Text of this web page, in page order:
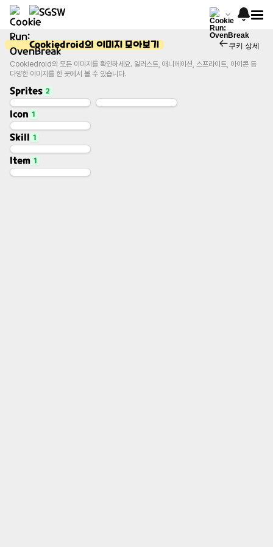
Cookiedroid의 이미지 모아보기 쿠키 상세
Cookiedroid의 모든 이미지를 확인하세요. 일러스트, 애니메이션, 스프라이트, 아이콘 등
다양한 이미지를 한 곳에서 볼 수 있습니다.
Sprites 2
Base Sprite
Sprites
Icon 1
Icon
Icon
Skill 1
Skill Image
Item 1